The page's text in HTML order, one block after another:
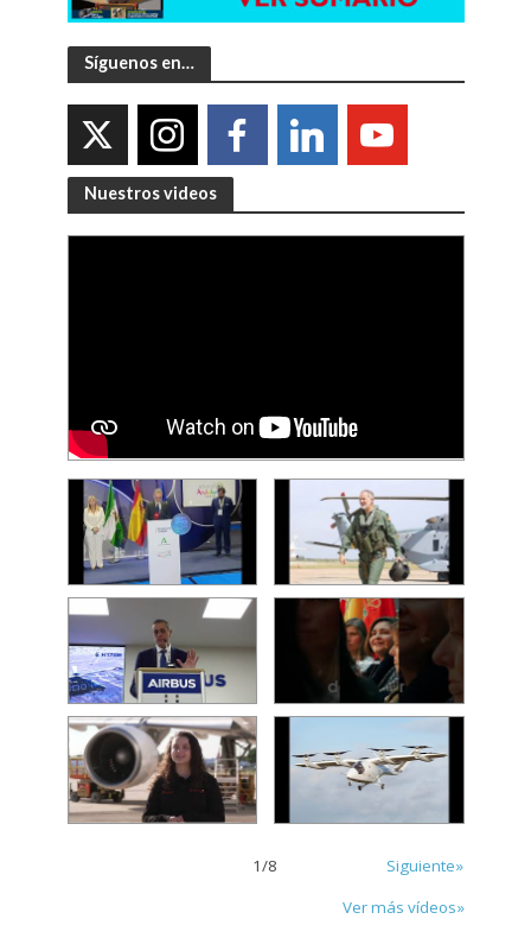
Síguenos en…
Nuestros videos
1/8
Siguiente»
Ver más vídeos»